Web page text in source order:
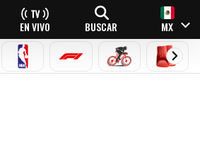
EN VIVO BUSCAR MX
NBA FÓRMULA 1CICLISMOBOXEO